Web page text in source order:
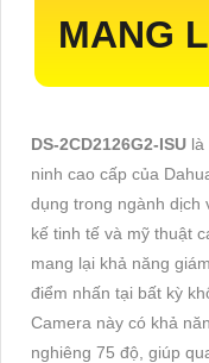
MANG
DS-2CD2126G2-ISU là
ninh cao cấp của
dụng trong ngành dịch
kế tinh tế và mỹ thuật
mang lại khả năng
điểm nhấn tại bất kỳ
Camera này có khả
nghiêng 75 độ, giúp